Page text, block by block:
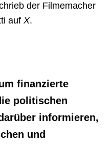
der Filmemacher
auf X.
finanzierte
politischen
informieren,
und